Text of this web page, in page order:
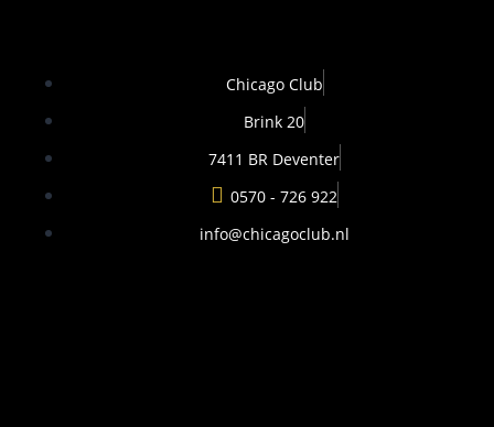
Chicago Club
Brink 20
7411 BR Deventer
0570 - 726 922
info@chicagoclub.nl